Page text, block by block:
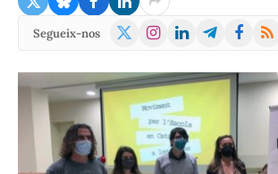
Segueix-nos
X
Instagram
LinkedInTelegramFacebook
RSS